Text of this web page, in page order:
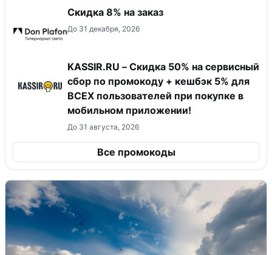
Скидка 8% на заказ
До 31 декабря, 2026
KASSIR.RU – Скидка 50% на сервисный
сбор по промокоду + кешбэк 5% для
ВСЕХ пользователей при покупке в
мобильном приложении!
До 31 августа, 2026
Все промокоды